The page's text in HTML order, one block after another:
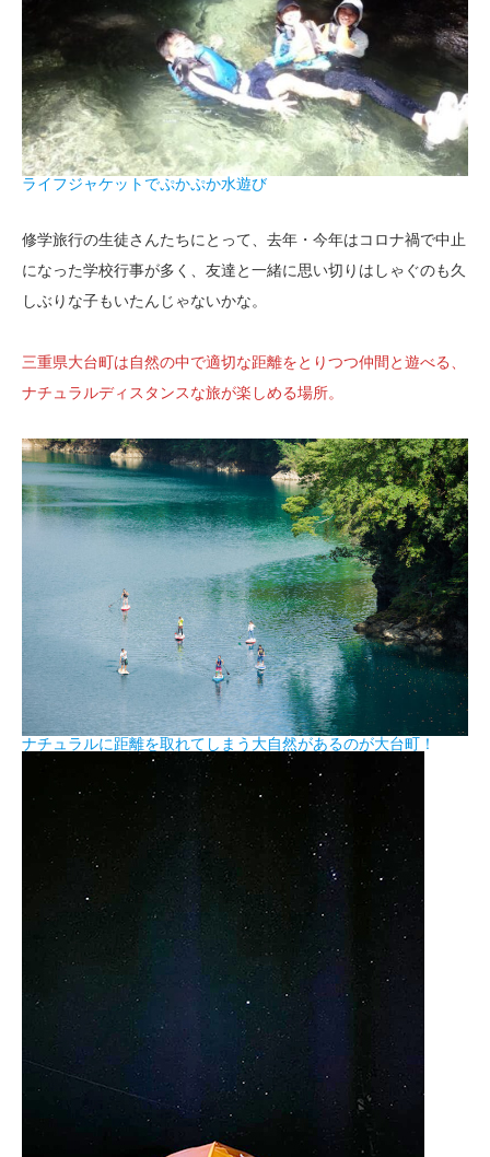
ライフジャケットでぷかぷか水遊び
修学旅行の生徒さんたちにとって、去年・今年はコロナ禍で中止
になった学校行事が多く、友達と一緒に思い切りはしゃぐのも久
しぶりな子もいたんじゃないかな。
三重県大台町は自然の中で適切な距離をとりつつ仲間と遊べる、
ナチュラルディスタンスな旅が楽しめる場所。
ナチュラルに距離を取れてしまう大自然があるのが大台町！